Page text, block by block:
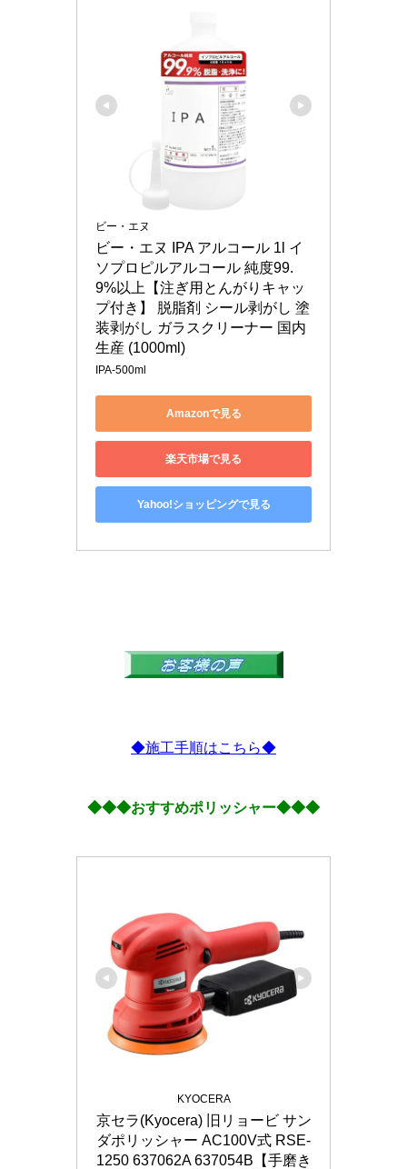
ビー・エヌ
ビー・エヌ IPA アルコール 1l イ
ソプロピルアルコール 純度99.
9%以上【注ぎ用とんがりキャッ
プ付き】 脱脂剤 シール剥がし 塗
装剥がし ガラスクリーナー 国内
生産 (1000ml)
IPA-500ml
Amazonで見る
楽天市場で見る
Yahoo!ショッピングで見る
◆施工手順はこちら◆
◆◆◆おすすめポリッシャー◆◆◆
KYOCERA
京セラ(Kyocera) 旧リョービ サン
ダポリッシャー AC100V式 RSE-
1250 637062A 637054B【手磨き